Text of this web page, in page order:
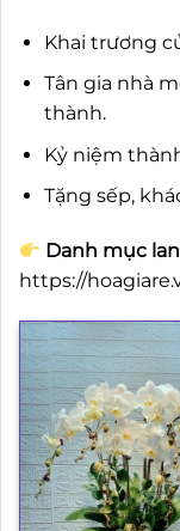
Khai trương
Tân gia nhà
thành.
Kỷ niệm
Tặng sếp,
Danh mục
https://